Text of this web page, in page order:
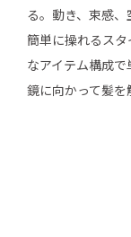
る。動き、束感、
簡単に操れるス
なアイテム構成で
鏡に向かって髪を